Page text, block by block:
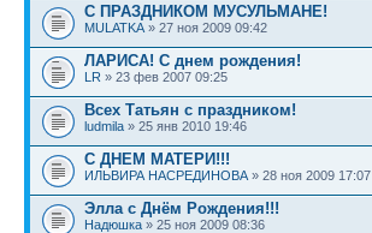
С ПРАЗДНИКОМ МУСУЛЬМАНЕ!
MULATKA » 27 ноя 2009 09:42
ЛАРИСА! С днем рождения!
LR » 23 фев 2007 09:25
Всех Татьян с праздником!
ludmila » 25 янв 2010 19:46
С ДНЕМ МАТЕРИ!!!
ИЛЬВИРА НАСРЕДИНОВА » 28 ноя 2009 17:07
Элла с Днём Рождения!!!
Надюшка » 25 ноя 2009 08:36